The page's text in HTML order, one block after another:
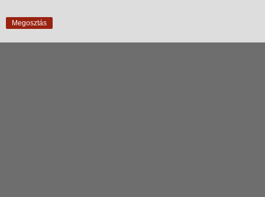
Megosztás